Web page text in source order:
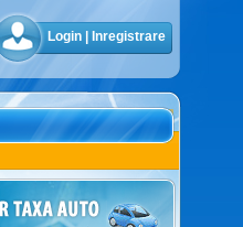
Login Inregistrare